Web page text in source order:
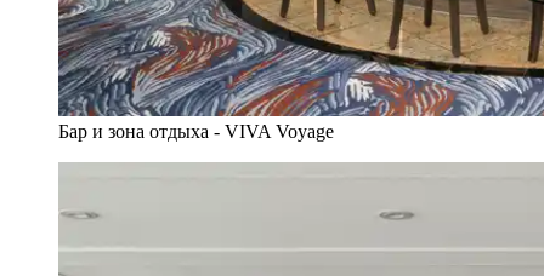
Бар и зона отдыха - VIVA Voyage